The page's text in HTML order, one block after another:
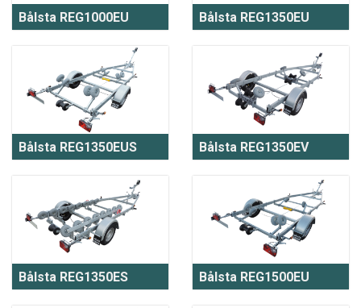
Bålsta REG1000EU Bålsta REG1350EU
Bålsta REG1350EUS Bålsta REG1350EV
Bålsta REG1350ES Bålsta REG1500EU